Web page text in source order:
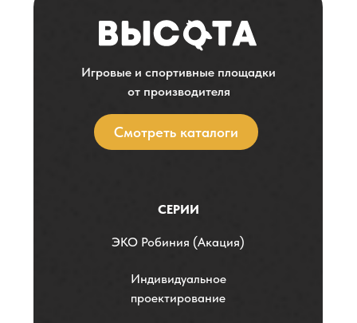
Смотреть каталоги
Игровые и спортивные площадки
от производителя
СЕРИИ
ЭKO Робиния (Акация)
Индивидуальное
проектирование